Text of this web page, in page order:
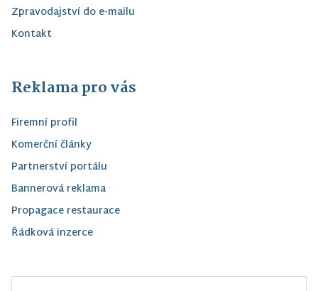
Zpravodajství do e-mailu
Kontakt
Reklama pro vás
Firemní profil
Komerční články
Partnerství portálu
Bannerová reklama
Propagace restaurace
Řádková inzerce